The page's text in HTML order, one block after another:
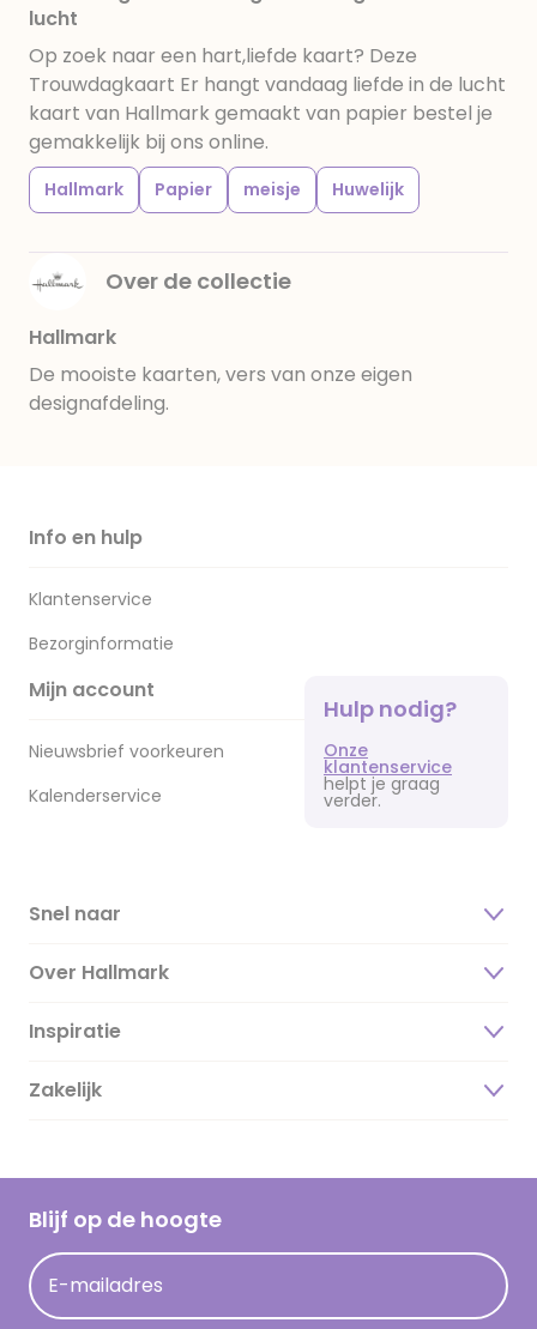
lucht
Op zoek naar een hart,liefde kaart? Deze
Trouwdagkaart Er hangt vandaag liefde in de lucht
kaart van Hallmark gemaakt van papier bestel je
gemakkelijk bij ons online.
Hallmark Papier meisje Huwelijk
Over de collectie
Hallmark
De mooiste kaarten, vers van onze eigen
designafdeling.
Info en hulp
Klantenservice
Bezorginformatie
Mijn account
Nieuwsbrief voorkeuren
Kalenderservice
Hulp nodig?
Onze
klantenservice
helpt je graag
verder.
Snel naar
Over Hallmark
Over ons
Duurzaamheid
Hallmark Kaartclub
Acties
Persberichten
Inspiratie
Magazine
Cadeau inspiratie
Kaartinspiratie
Zakelijk
Blijf op de hoogte
E-mailadres